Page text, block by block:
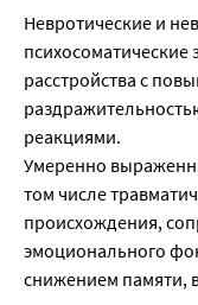
Невротические и
психосоматические
расстройства с
реакциями.
Умеренно
том числе
происхождения,
эмоционального
снижением памяти,